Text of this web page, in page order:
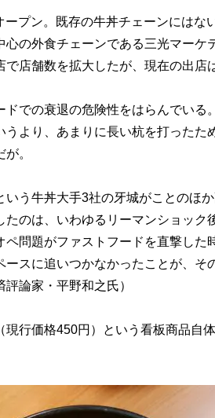
プン。既存の牛丼チェーンにはな
の外食チェーンである三光マーケ
店舗数を拡大したが、現在の出店
での衰退の危険性をはらんでいる
うより、あまりに長い杭を打ったた
。
いう牛丼大手3社の牙城がことのほ
のは、いわゆるリーマンショック
問題がファストフードを直撃した
スに追いつかなかったことが、そ
論家・平野和之氏）
行価格450円）という看板商品自